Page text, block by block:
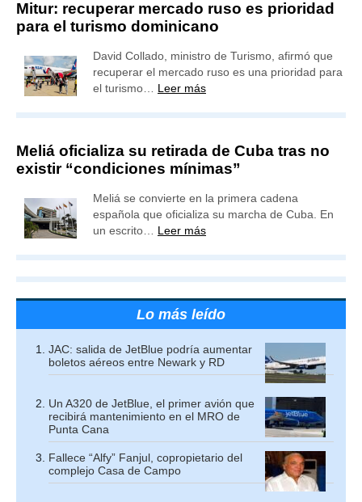
Mitur: recuperar mercado ruso es prioridad
para el turismo dominicano
David Collado, ministro de Turismo, afirmó que
recuperar el mercado ruso es una prioridad para
el turismo… Leer más
Meliá oficializa su retirada de Cuba tras no
existir “condiciones mínimas”
Meliá se convierte en la primera cadena
española que oficializa su marcha de Cuba. En
un escrito… Leer más
Lo más leído
JAC: salida de JetBlue podría aumentar
boletos aéreos entre Newark y RD
Un A320 de JetBlue, el primer avión que
recibirá mantenimiento en el MRO de
Punta Cana
Fallece “Alfy” Fanjul, copropietario del
complejo Casa de Campo